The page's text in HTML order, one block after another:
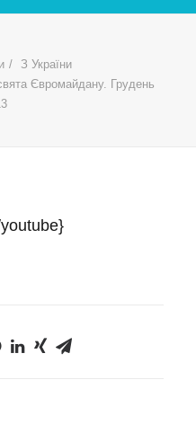
З України
Євромайдану. Грудень